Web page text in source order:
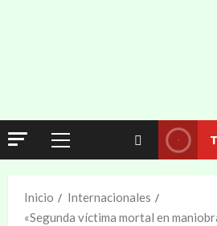
Inicio
Internacionales
«Segunda víctima mortal en